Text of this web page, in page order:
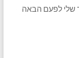
שלי לפעם הבאה